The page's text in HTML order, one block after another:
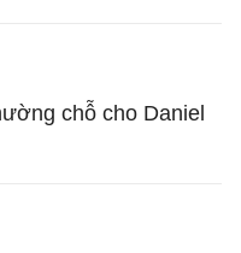
chỗ cho Daniel